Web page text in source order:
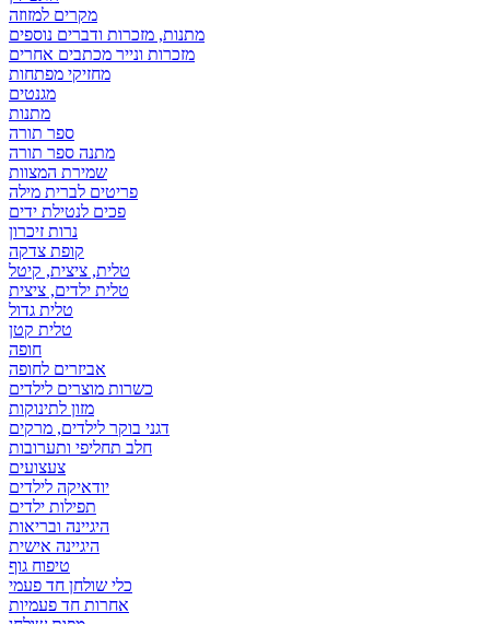
מקרים למזוזה
מתנות, מזכרות ודברים נוספים
מזכרות ונייר מכתבים אחרים
מחזיקי מפתחות
מגנטים
מתנות
ספר תורה
מתנה ספר תורה
שמירת המצוות
פריטים לברית מילה
פכים לנטילת ידים
נרות זיכרון
קופת צדקה
טלית, ציצית, קיטל
טלית ילדים, ציצית
טלית גדול
טלית קטן
אביזרים לחופה
כשרות מוצרים לילדים
מזון לתינוקות
דגני בוקר לילדים, מרקים
חלב תחליפי ותערובות
צעצועים
יודאיקה לילדים
תפילות ילדים
היגיינה ובריאות
היגיינה אישית
טיפוח גוף
כלי שולחן חד פעמי
אחרות חד פעמיות